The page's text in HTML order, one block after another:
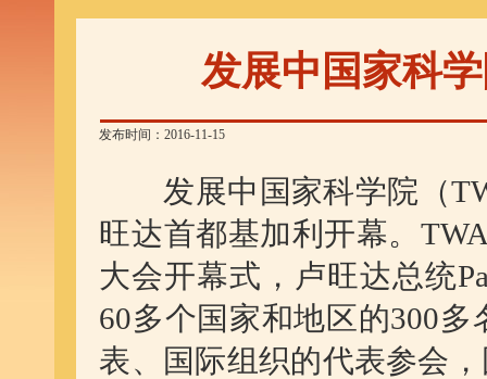
发展中国家科
发布时间：2016-11-15
发展中国家科学院（
旺达首都基加利开幕。
大会开幕式，卢旺达总统
60多个国家和地区的300多
表、国际组织的代表参会